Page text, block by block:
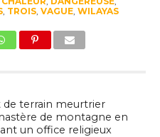
, TROIS, VAGUE, WILAYAS
de terrain meurtrier
de montagne en
un office religieux